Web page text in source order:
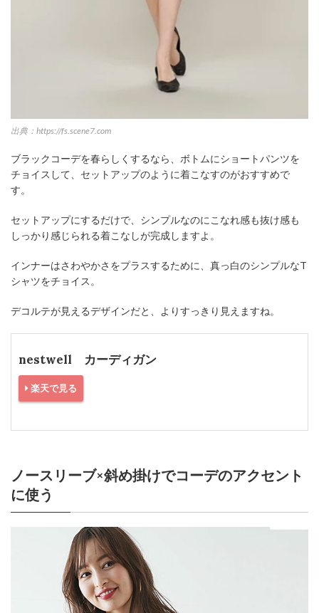
出典：https://fs.scene7.com
ブラックコーデを春らしくするなら、ボトムにショートパンツを
チョイスして、セットアップのように着こなすのがおすすめで
す。
セットアップにするだけで、シンプルなのにこなれ感も抜け感も
しっかり感じられる着こなしが完成しますよ。
インナーはさわやかさをプラスするために、真っ白のシンプルなT
シャツをチョイス。
デコルテが見えるデザインだと、よりすっきり見えますね。
nestwell カーディガン
楽天で見る
ノースリーブ×斜め掛けでコーデのアクセント
に使う